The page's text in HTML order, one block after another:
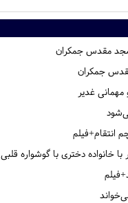
مقدس جمکران
جمکران
مهمانی غدیر
انتقام+فیلم
خانواده دختری با گوشواره قلبی